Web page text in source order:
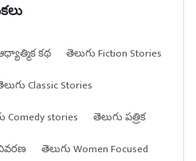
కథ
తెలుగు Fiction Stories
Classic Stories
Comedy stories
తెలుగు పత్రిక
తెలుగు Women Focused